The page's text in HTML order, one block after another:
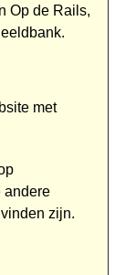
Op de Rails,
met
andere
zijn.